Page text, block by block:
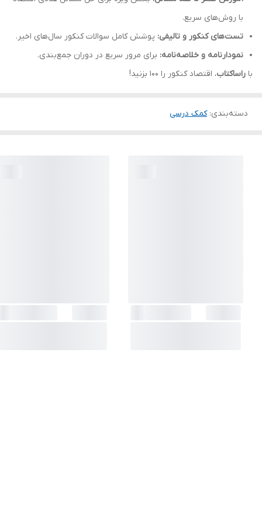
با روش‌های سریع.
تست‌های کنکور و تالیفی: پوشش کامل سوالات کنکور سال‌های اخیر.
نمودارنامه و خلاصه‌نامه: برای مرور سریع در دوران جمع‌بندی.
با راساکتاب، اقتصاد کنکور را ۱۰۰ بزنید!
دسته‌بندی:کمک درسی